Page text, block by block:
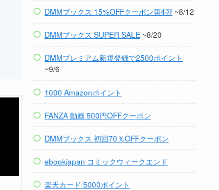
DMMブックス 15%OFFクーポン第4弾~8/12
DMMブックス SUPER SALE~8/20
DMMプレミアム新規登録で2500ポイント
~9/6
1000 Amazonポイント
FANZA 動画 500円OFFクーポン
DMMブックス 初回70％OFFクーポン
ebookjapan コミックウィークエンド
楽天カード 5000ポイント